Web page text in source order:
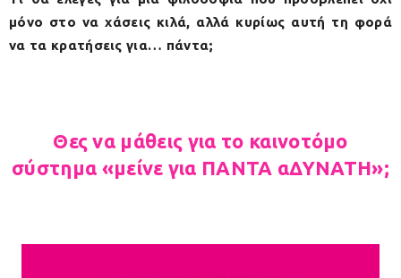
μόνο στο να χάσεις κιλά, αλλά κυρίως αυτή τη φορά
να τα κρατήσεις για… πάντα;
Θες να μάθεις για το καινοτόμο
σύστημα «μείνε για ΠΑΝΤΑ αΔΥΝΑΤΗ»;